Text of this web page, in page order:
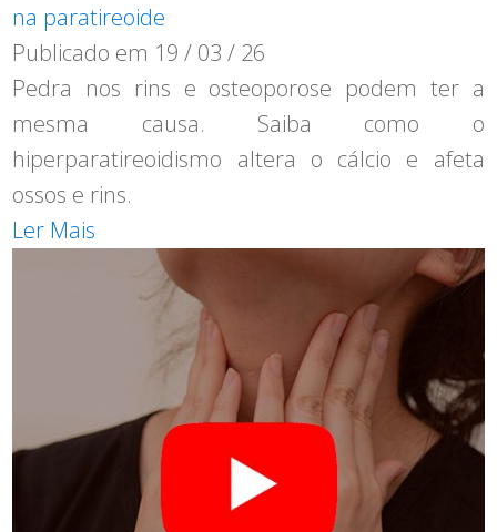
na paratireoide
Publicado em 19 / 03 / 26
Pedra nos rins e osteoporose podem ter a
mesma causa. Saiba como o
hiperparatireoidismo altera o cálcio e afeta
ossos e rins.
Ler Mais